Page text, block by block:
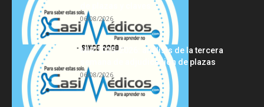
de plazas y claves...
06/08/2026
MIR 2025-2026: análisis de la tercera
semana de adjudicación de plazas
06/08/2026